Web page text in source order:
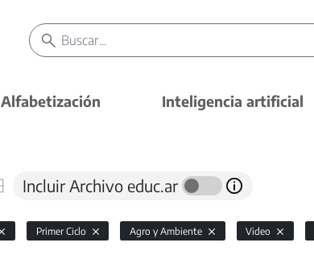
Alfabetización Inteligencia artificial
Incluir Archivo educ.ar
Primer Ciclo Agro y Ambiente Video